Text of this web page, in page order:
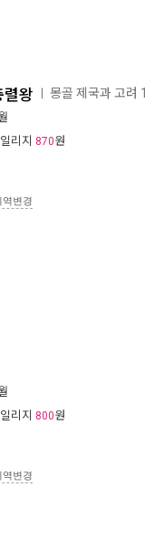
렬왕 몽골 제국과 고려 1
리지 870원
역변경
리지 800원
역변경